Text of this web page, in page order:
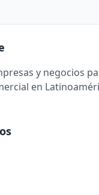
y negocios
en